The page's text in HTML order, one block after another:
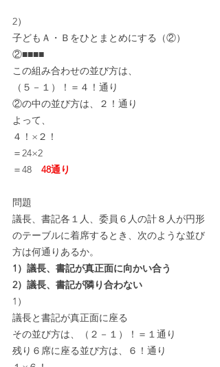
2）
子どもＡ・Ｂをひとまとめにする（②）
②■■■■
この組み合わせの並び方は、
（５－１）！＝４！通り
②の中の並び方は、２！通り
よって、
４！×２！
＝24×2
＝48 48通り
問題
議長、書記各１人、委員６人の計８人が円形
のテーブルに着席するとき、次のような並び
方は何通りあるか。
1）議長、書記が真正面に向かい合う
2）議長、書記が隣り合わない
1）
議長と書記が真正面に座る
その並び方は、（２－１）！＝１通り
残り６席に座る並び方は、６！通り